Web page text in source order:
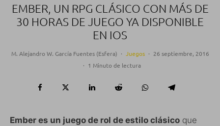
EMBER, UN RPG CLÁSICO CON MÁS DE
30 HORAS DE JUEGO YA DISPONIBLE
EN IOS
M. Alejandro W. García Fuentes (Esfera) · Juegos · 26 septiembre, 2016
· 1 Minuto de lectura
Ember es un juego de rol de estilo clásico que